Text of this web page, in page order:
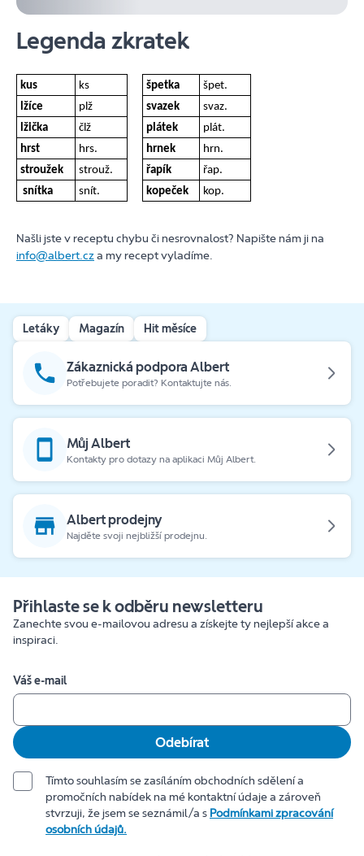
Legenda zkratek
kus ks špetka
špet.
lžíce
plž svazek
svaz.
lžička
člž plátek
plát.
hrst
hrs. hrnek
hrn.
stroužek
strouž. řapík
řap.
snítka
snít. kopeček kop.
Našli jste v receptu chybu či nesrovnalost? Napište nám ji na
info@albert.cza my recept vyladíme.
Letáky Magazín Hit měsíce
Zákaznická podpora Albert
Potřebujete poradit? Kontaktujte nás.
Můj Albert
Kontakty pro dotazy na aplikaci Můj Albert.
Albert prodejny
Najděte svoji nejbližší prodejnu.
Přihlaste se k odběru newsletteru
Zanechte svou e-mailovou adresu a získejte ty nejlepší akce a
inspiraci.
Váš e-mail
Odebírat
Tímto souhlasím se zasíláním obchodních sdělení a
promočních nabídek na mé kontaktní údaje a zároveň
stvrzuji, že jsem se seznámil/a s Podmínkami zpracování
osobních údajů.